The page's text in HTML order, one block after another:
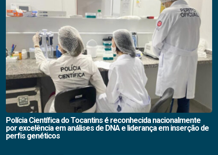
Polícia Científica do Tocantins é reconhecida nacionalmente
por excelência em análises de DNA e liderança em inserção de
perfis genéticos